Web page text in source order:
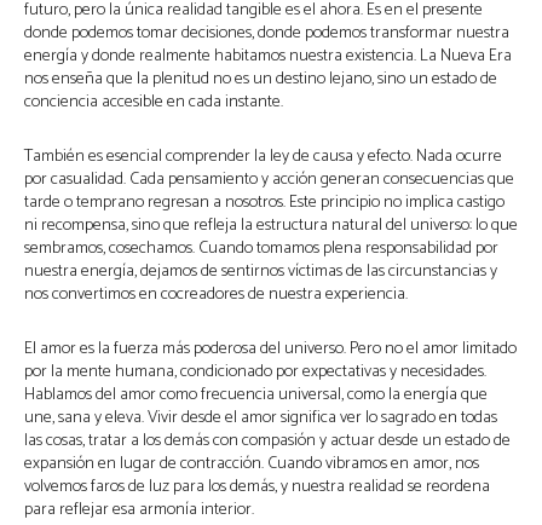
futuro, pero la única realidad tangible es el ahora. Es en el presente
donde podemos tomar decisiones, donde podemos transformar nuestra
energía y donde realmente habitamos nuestra existencia. La Nueva Era
nos enseña que la plenitud no es un destino lejano, sino un estado de
conciencia accesible en cada instante.
También es esencial comprender la ley de causa y efecto. Nada ocurre
por casualidad. Cada pensamiento y acción generan consecuencias que
tarde o temprano regresan a nosotros. Este principio no implica castigo
ni recompensa, sino que refleja la estructura natural del universo: lo que
sembramos, cosechamos. Cuando tomamos plena responsabilidad por
nuestra energía, dejamos de sentirnos víctimas de las circunstancias y
nos convertimos en cocreadores de nuestra experiencia.
El amor es la fuerza más poderosa del universo. Pero no el amor limitado
por la mente humana, condicionado por expectativas y necesidades.
Hablamos del amor como frecuencia universal, como la energía que
une, sana y eleva. Vivir desde el amor significa ver lo sagrado en todas
las cosas, tratar a los demás con compasión y actuar desde un estado de
expansión en lugar de contracción. Cuando vibramos en amor, nos
volvemos faros de luz para los demás, y nuestra realidad se reordena
para reflejar esa armonía interior.